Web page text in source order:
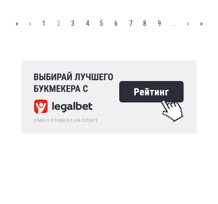
« ‹ 1 2 3 4 5 6 7 8 9 › »